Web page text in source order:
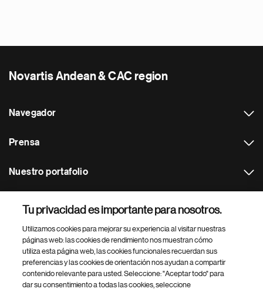
Novartis Andean & CAC region
Navegador
Prensa
Nuestro portafolio
Footer Site Search
Tu privacidad es importante para nosotros.
Utilizamos cookies para mejorar su experiencia al visitar nuestras
páginas web: las cookies de rendimiento nos muestran cómo
utiliza esta página web, las cookies funcionales recuerdan sus
preferencias y las cookies de orientación nos ayudan a compartir
contenido relevante para usted. Seleccione: "Aceptar todo" para
dar su consentimiento a todas las cookies, seleccione